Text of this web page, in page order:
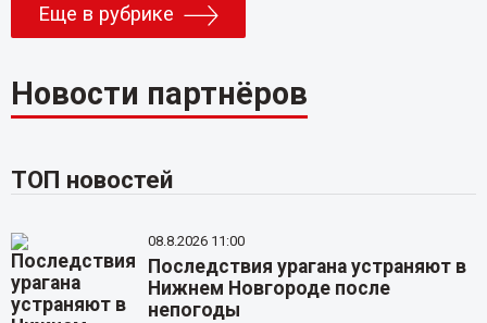
Еще в рубрике
Новости партнёров
ТОП новостей
08.8.2026 11:00
Последствия урагана устраняют в
Нижнем Новгороде после
непогоды